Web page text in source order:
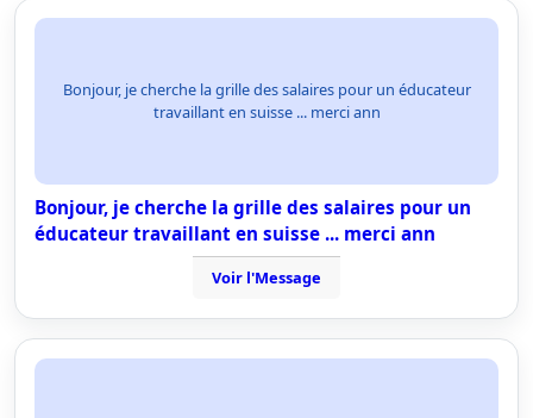
Bonjour, je cherche la grille des salaires pour un éducateur
travaillant en suisse ... merci ann
Bonjour, je cherche la grille des salaires pour un
éducateur travaillant en suisse ... merci ann
Voir l'Message